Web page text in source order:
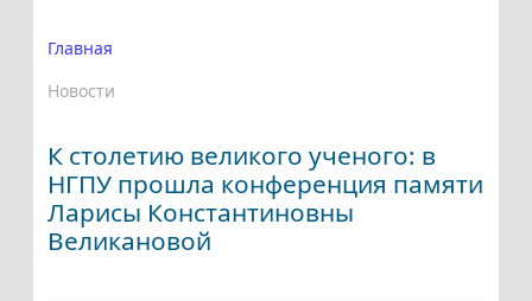
Главная
Новости
К столетию великого ученого: в
НГПУ прошла конференция памяти
Ларисы Константиновны
Великановой